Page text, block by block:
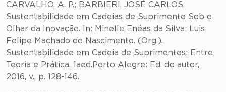
CARVALHO, A. P.; BARBIERI, JOSÉ CARLOS.
Sustentabilidade em Cadeias de Suprimento Sob o
Olhar da Inovação. In: Minelle Enéas da Silva; Luis
Felipe Machado do Nascimento. (Org.).
Sustentabilidade em Cadeia de Suprimentos: Entre
Teoria e Prática. 1aed.Porto Alegre: Ed. do autor,
2016, v., p. 128-146.